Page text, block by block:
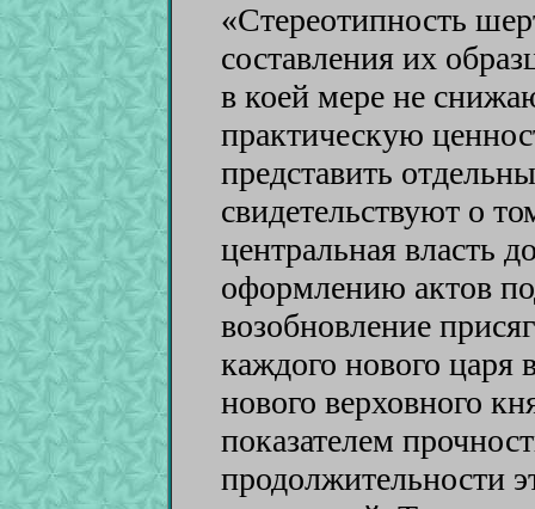
«Стереотипность
составления их
в коей мере не
практическую
представить
свидетельствуют о
центральная власть
оформлению актов
возобновление
каждого нового царя
нового верховного
показателем
продолжительности